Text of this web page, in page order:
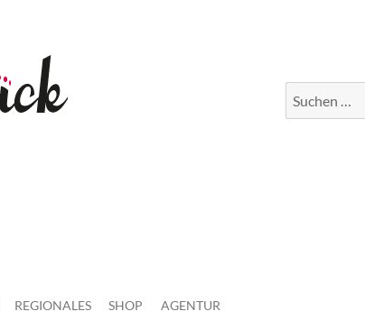
Suche
nach:
REGIONALES SHOP AGENTUR